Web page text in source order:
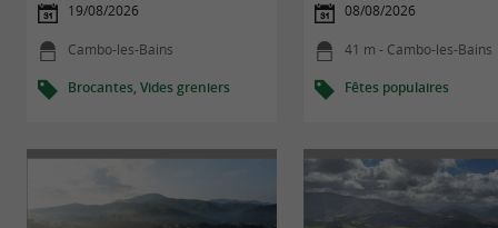
19/08/2026
Cambo-les-Bains
Brocantes, Vides greniers
08/08/2026
41 m - Cambo-les-Bains
Fêtes populaires